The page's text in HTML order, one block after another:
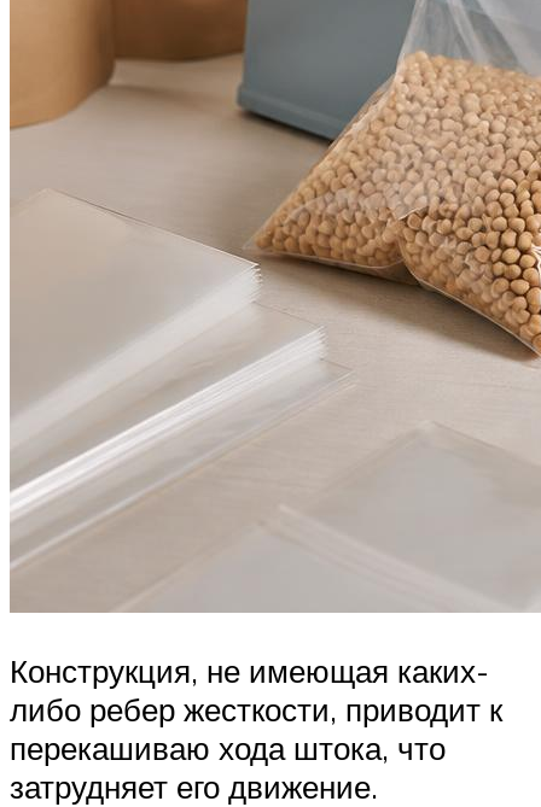
Конструкция, не имеющая каких-
либо ребер жесткости, приводит к
перекашиваю хода штока, что
затрудняет его движение.